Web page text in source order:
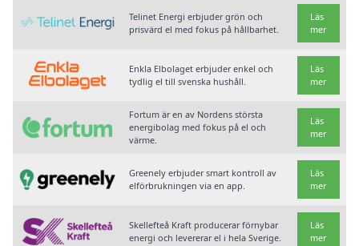
Telinet Energi erbjuder grön och
prisvärd el med fokus på hållbarhet.
Läs
mer
Enkla Elbolaget erbjuder enkel och
tydlig el till svenska hushåll.
Läs
mer
Fortum är en av Nordens största
energibolag med fokus på el och
värme.
Läs
mer
Greenely erbjuder smart kontroll av
elförbrukningen via en app.
Läs
mer
Skellefteå Kraft producerar förnybar
energi och levererar el i hela Sverige.
Läs
mer